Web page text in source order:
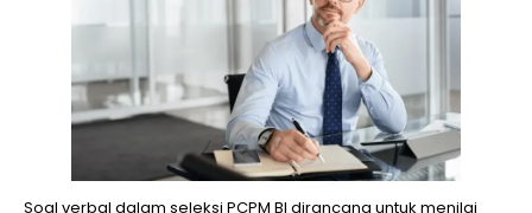
Soal verbal dalam seleksi PCPM BI dirancang untuk menilai